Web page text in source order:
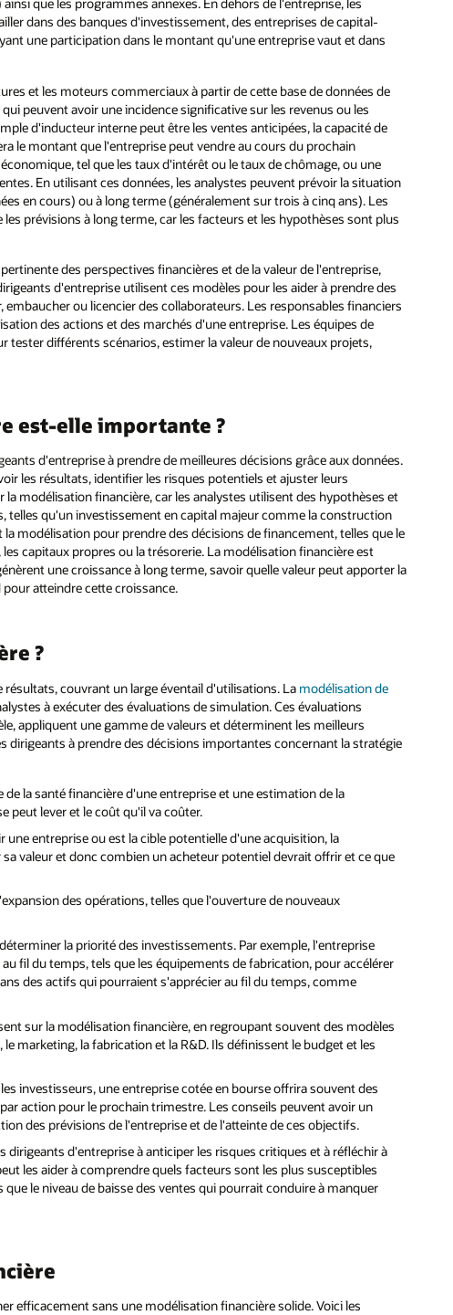
dans des banques d'investissement, des entreprises de capital-
une participation dans le montant qu'une entreprise vaut et dans
et les moteurs commerciaux à partir de cette base de données de
peuvent avoir une incidence significative sur les revenus ou les
d'inducteur interne peut être les ventes anticipées, la capacité de
le montant que l'entreprise peut vendre au cours du prochain
tel que les taux d'intérêt ou le taux de chômage, ou une
En utilisant ces données, les analystes peuvent prévoir la situation
en cours) ou à long terme (généralement sur trois à cinq ans). Les
prévisions à long terme, car les facteurs et les hypothèses sont plus
des perspectives financières et de la valeur de l'entreprise,
d'entreprise utilisent ces modèles pour les aider à prendre des
ou licencier des collaborateurs. Les responsables financiers
des actions et des marchés d'une entreprise. Les équipes de
différents scénarios, estimer la valeur de nouveaux projets,
est-elle importante ?
d'entreprise à prendre de meilleures décisions grâce aux données.
les résultats, identifier les risques potentiels et ajuster leurs
modélisation financière, car les analystes utilisent des hypothèses et
telles qu'un investissement en capital majeur comme la construction
modélisation pour prendre des décisions de financement, telles que le
capitaux propres ou la trésorerie. La modélisation financière est
une croissance à long terme, savoir quelle valeur peut apporter la
atteindre cette croissance.
?
couvrant un large éventail d'utilisations. La modélisation de
à exécuter des évaluations de simulation. Ces évaluations
appliquent une gamme de valeurs et déterminent les meilleurs
dirigeants à prendre des décisions importantes concernant la stratégie
la santé financière d'une entreprise et une estimation de la
peut lever et le coût qu'il va coûter.
une entreprise ou est la cible potentielle d'une acquisition, la
valeur et donc combien un acheteur potentiel devrait offrir et ce que
des opérations, telles que l'ouverture de nouveaux
la priorité des investissements. Par exemple, l'entreprise
fil du temps, tels que les équipements de fabrication, pour accélérer
des actifs qui pourraient s'apprécier au fil du temps, comme
sur la modélisation financière, en regroupant souvent des modèles
marketing, la fabrication et la R&D. Ils définissent le budget et les
investisseurs, une entreprise cotée en bourse offrira souvent des
action pour le prochain trimestre. Les conseils peuvent avoir un
des prévisions de l'entreprise et de l'atteinte de ces objectifs.
dirigeants d'entreprise à anticiper les risques critiques et à réfléchir à
les aider à comprendre quels facteurs sont les plus susceptibles
le niveau de baisse des ventes qui pourrait conduire à manquer
efficacement sans une modélisation financière solide. Voici les